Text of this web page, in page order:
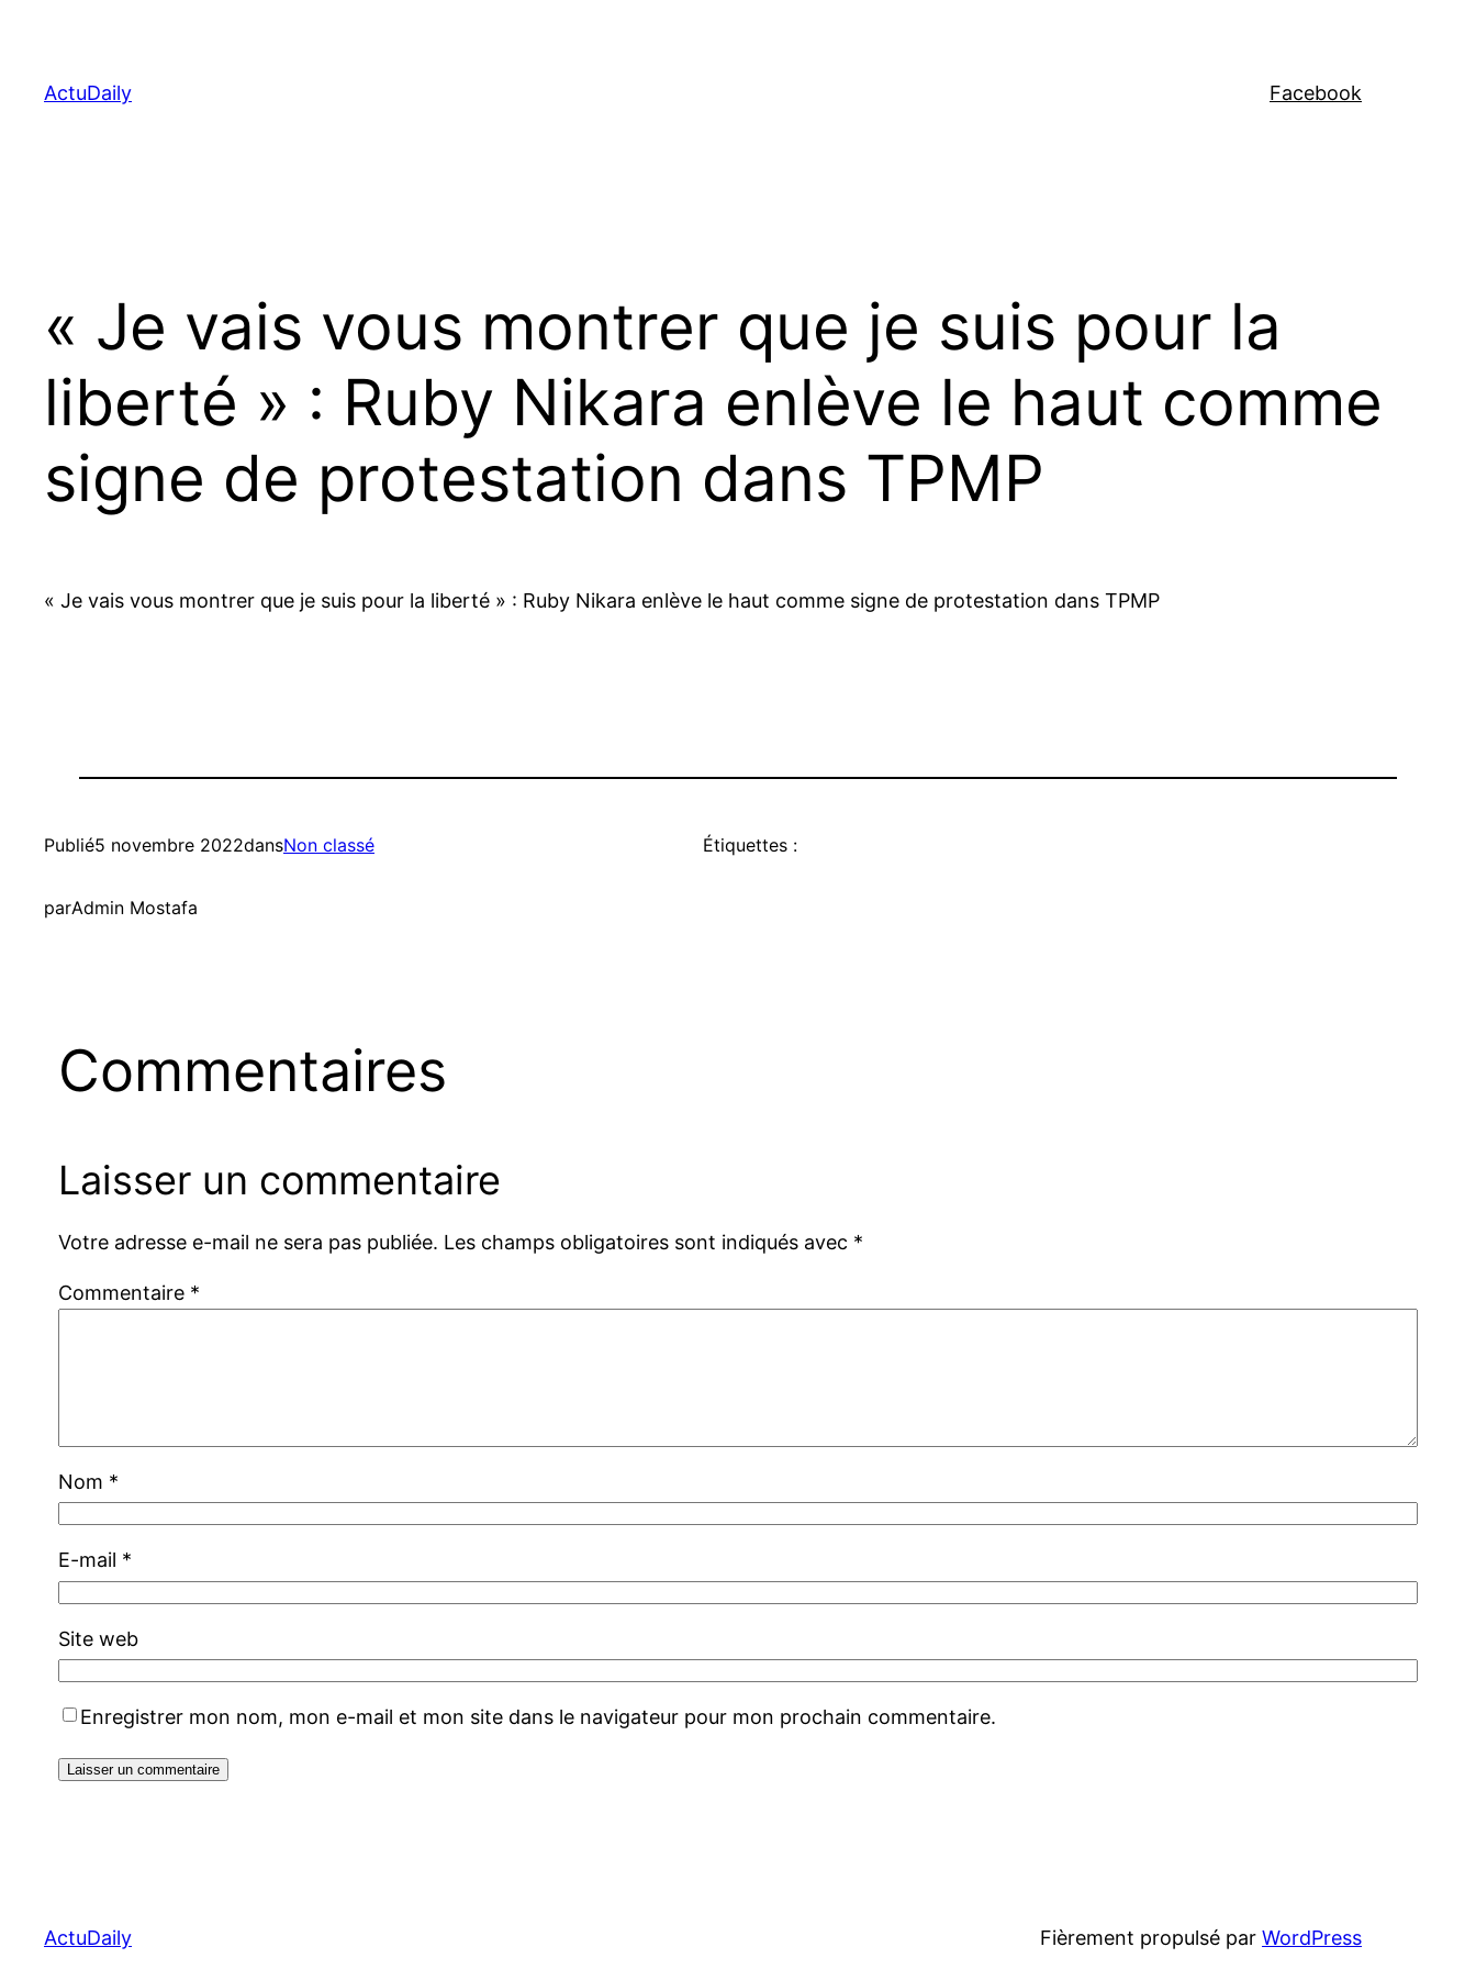
contenu
ActuDaily Facebook
« Je vais vous montrer que je suis pour la
liberté » : Ruby Nikara enlève le haut comme
signe de protestation dans TPMP
« Je vais vous montrer que je suis pour la liberté » : Ruby Nikara enlève le haut comme signe de protestation dans TPMP
Publié5 novembre 2022dansNon classé
parAdmin Mostafa
Étiquettes :
Commentaires
Laisser un commentaire
Votre adresse e-mail ne sera pas publiée. Les champs obligatoires sont indiqués avec *
Commentaire *
Nom *
E-mail *
Site web
Enregistrer mon nom, mon e-mail et mon site dans le navigateur pour mon prochain commentaire.
ActuDaily Fièrement propulsé par WordPress